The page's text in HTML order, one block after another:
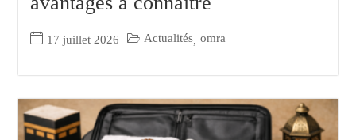
17 juillet 2026 Actualités, omra